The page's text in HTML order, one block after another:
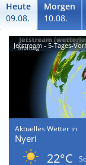
Heute
09.08.
Morgen
10.08.
Jetstream - 5-Tages-
Aktuelles Wetter in
Nyeri
22°C